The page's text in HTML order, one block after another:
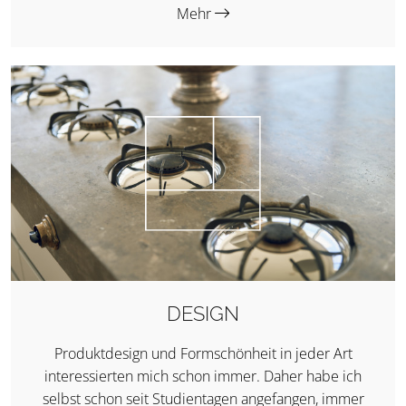
Mehr
DESIGN
Produktdesign und Formschönheit in jeder Art
interessierten mich schon immer. Daher habe ich
selbst schon seit Studientagen angefangen, immer